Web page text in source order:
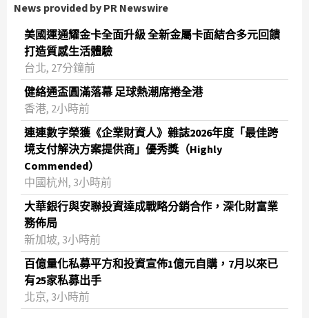
News provided by PR Newswire
美國運通耀金卡全面升級 全新金屬卡面結合多元回饋
打造質感生活體驗
台北, 27分鐘前
健絡通盃圓滿落幕 足球熱潮席捲全港
香港, 2小時前
連連數字榮獲《企業財資人》雜誌2026年度「最佳跨
境支付解決方案提供商」優秀獎（Highly
Commended）
中國杭州, 3小時前
大華銀行與安聯投資達成戰略分銷合作，深化財富業
務佈局
新加坡, 3小時前
百億量化私募平方和投資宣佈1億元自購，7月以來已
有25家私募出手
北京, 3小時前